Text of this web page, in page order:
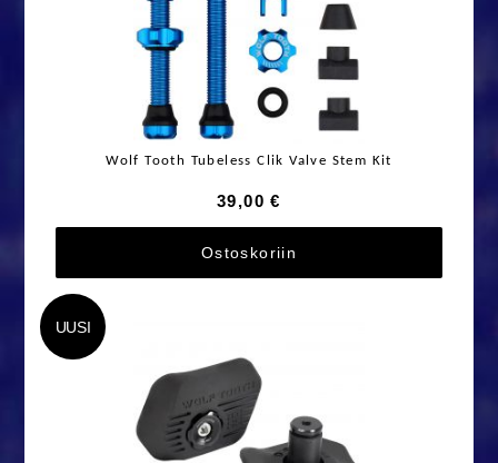
Wolf Tooth Tubeless Clik Valve Stem Kit
39,00 €
Ostoskoriin
UUSI